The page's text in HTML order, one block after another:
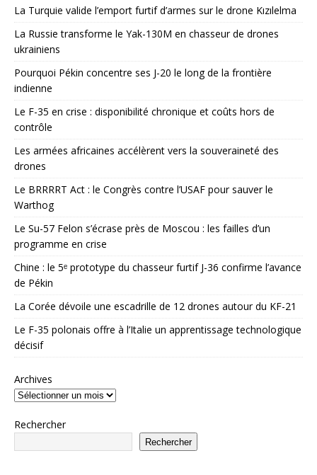
La Turquie valide l’emport furtif d’armes sur le drone Kızılelma
La Russie transforme le Yak-130M en chasseur de drones
ukrainiens
Pourquoi Pékin concentre ses J-20 le long de la frontière
indienne
Le F-35 en crise : disponibilité chronique et coûts hors de
contrôle
Les armées africaines accélèrent vers la souveraineté des
drones
Le BRRRRT Act : le Congrès contre l’USAF pour sauver le
Warthog
Le Su-57 Felon s’écrase près de Moscou : les failles d’un
programme en crise
Chine : le 5ᵉ prototype du chasseur furtif J-36 confirme l’avance
de Pékin
La Corée dévoile une escadrille de 12 drones autour du KF-21
Le F-35 polonais offre à l’Italie un apprentissage technologique
décisif
Archives
Rechercher
Rechercher